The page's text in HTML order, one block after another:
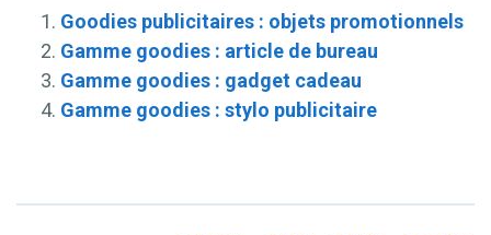
Goodies publicitaires : objets promotionnels
Gamme goodies : article de bureau
Gamme goodies : gadget cadeau
Gamme goodies : stylo publicitaire